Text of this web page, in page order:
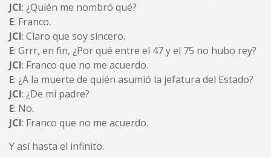
JCI: ¿Quién me nombró qué?
E: Franco.
JCI: Claro que soy sincero.
E: Grrr, en fin, ¿Por qué entre el 47 y el 75 no hubo rey?
JCI: Franco que no me acuerdo.
E: ¿A la muerte de quién asumió la jefatura del Estado?
JCI: ¿De mi padre?
E: No.
JCI: Franco que no me acuerdo.
Y así hasta el infinito.